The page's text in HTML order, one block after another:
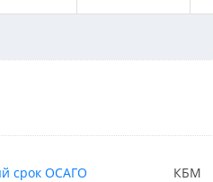
срок ОСАГО
КБМ